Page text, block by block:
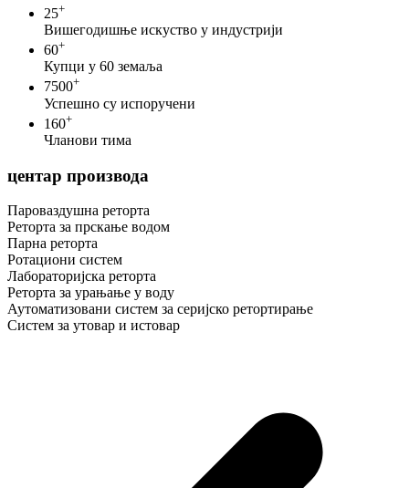
25+
Вишегодишње искуство у индустрији
60+
Купци у 60 земаља
7500+
Успешно су испоручени
160+
Чланови тима
центар производа
Пароваздушна реторта
Реторта за прскање водом
Парна реторта
Ротациони систем
Лабораторијска реторта
Реторта за урањање у воду
Аутоматизовани систем за серијско ретортирање
Систем за утовар и истовар